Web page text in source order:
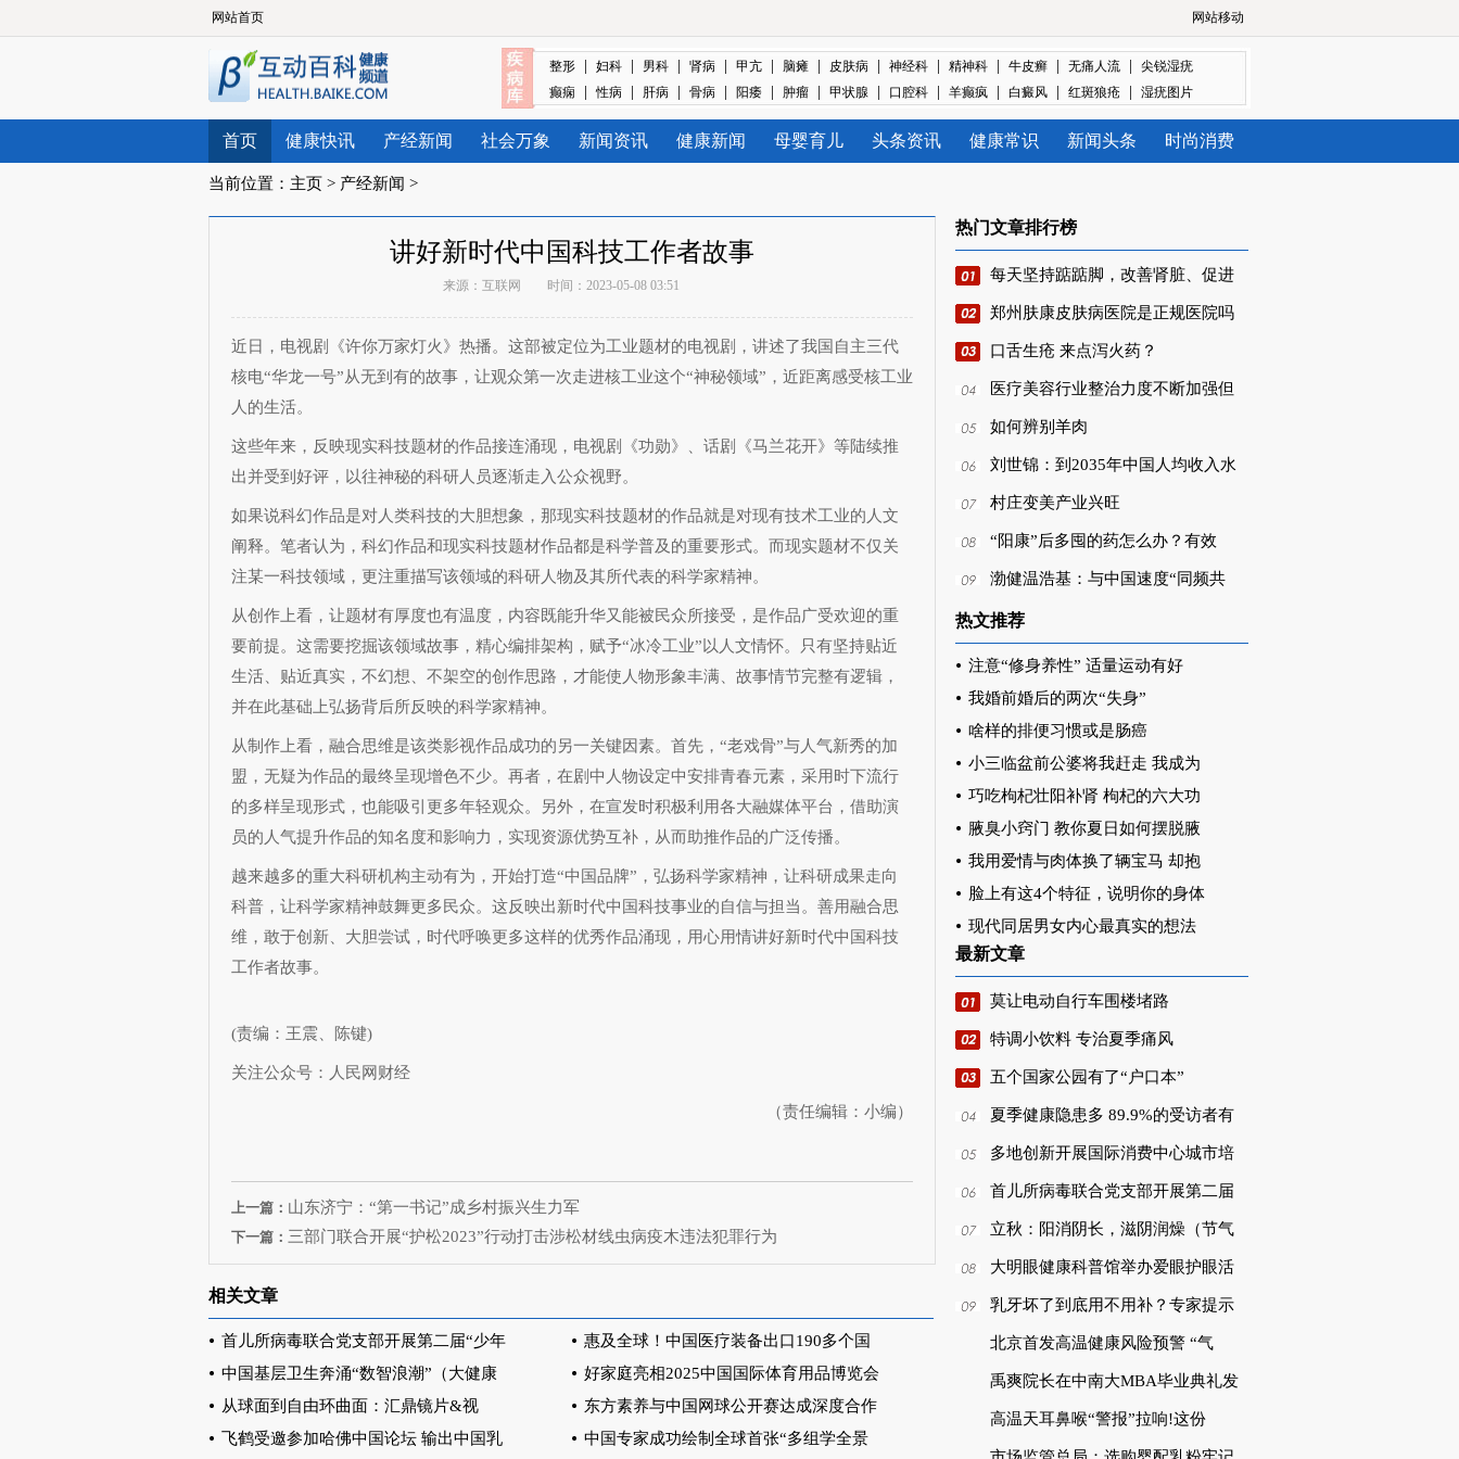
网站首页 网站移动
整形 | 妇科 | 男科 | 肾病 | 甲亢 | 脑瘫 | 皮肤病 | 神经科 | 精神科 | 牛皮癣 | 无痛人流 |
尖锐湿疣
癫痫
| 性病 | 肝病 | 骨病 | 阳痿 | 肿瘤 | 甲状腺 | 口腔科 | 羊癫疯 | 白癜风 | 红斑狼疮 | 湿疣图片
首页 健康快讯 产经新闻 社会万象 新闻资讯 健康新闻 母婴育儿 头条资讯 健康常识 新闻头条 时尚消费
当前位置： 主页 > 产经新闻 >
讲好新时代中国科技工作者故事
来源： 互联网 时间：2023-05-08 03:51
近日，电视剧《许你万家灯火》热播。这部被定位为工业题材的电视剧，讲述了我国自主三代
核电“华龙一号”从无到有的故事，让观众第一次走进核工业这个“神秘领域”，近距离感受核工业
人的生活。
这些年来，反映现实科技题材的作品接连涌现，电视剧《功勋》、话剧《马兰花开》等陆续推
出并受到好评，以往神秘的科研人员逐渐走入公众视野。
如果说科幻作品是对人类科技的大胆想象，那现实科技题材的作品就是对现有技术工业的人文
阐释。笔者认为，科幻作品和现实科技题材作品都是科学普及的重要形式。而现实题材不仅关
注某一科技领域，更注重描写该领域的科研人物及其所代表的科学家精神。
从创作上看，让题材有厚度也有温度，内容既能升华又能被民众所接受，是作品广受欢迎的重
要前提。这需要挖掘该领域故事，精心编排架构，赋予“冰冷工业”以人文情怀。只有坚持贴近
生活、贴近真实，不幻想、不架空的创作思路，才能使人物形象丰满、故事情节完整有逻辑，
并在此基础上弘扬背后所反映的科学家精神。
从制作上看，融合思维是该类影视作品成功的另一关键因素。首先，“老戏骨”与人气新秀的加
盟，无疑为作品的最终呈现增色不少。再者，在剧中人物设定中安排青春元素，采用时下流行
的多样呈现形式，也能吸引更多年轻观众。另外，在宣发时积极利用各大融媒体平台，借助演
员的人气提升作品的知名度和影响力，实现资源优势互补，从而助推作品的广泛传播。
越来越多的重大科研机构主动有为，开始打造“中国品牌”，弘扬科学家精神，让科研成果走向
科普，让科学家精神鼓舞更多民众。这反映出新时代中国科技事业的自信与担当。善用融合思
维，敢于创新、大胆尝试，时代呼唤更多这样的优秀作品涌现，用心用情讲好新时代中国科技
工作者故事。
(责编：王震、陈键)
关注公众号：人民网财经
（责任编辑：小编）
上一篇： 山东济宁：“第一书记”成乡村振兴生力军
下一篇： 三部门联合开展“护松2023”行动打击涉松材线虫病疫木违法犯罪行为
相关文章
首儿所病毒联合党支部开展第二届“少年
惠及全球！中国医疗装备出口190多个国
中国基层卫生奔涌“数智浪潮”（大健康
好家庭亮相2025中国国际体育用品博览会
从球面到自由环曲面：汇鼎镜片&视
东方素养与中国网球公开赛达成深度合作
飞鹤受邀参加哈佛中国论坛 输出中国乳
中国专家成功绘制全球首张“多组学全景
热门文章排行榜
每天坚持踮踮脚，改善肾脏、促进
郑州肤康皮肤病医院是正规医院吗
口舌生疮 来点泻火药？
医疗美容行业整治力度不断加强但
如何辨别羊肉
刘世锦：到2035年中国人均收入水
村庄变美产业兴旺
“阳康”后多囤的药怎么办？有效
渤健温浩基：与中国速度“同频共
热文推荐
注意“修身养性” 适量运动有好
我婚前婚后的两次“失身”
啥样的排便习惯或是肠癌
小三临盆前公婆将我赶走 我成为
巧吃枸杞壮阳补肾 枸杞的六大功
腋臭小窍门 教你夏日如何摆脱腋
我用爱情与肉体换了辆宝马 却抱
脸上有这4个特征，说明你的身体
现代同居男女内心最真实的想法
最新文章
莫让电动自行车围楼堵路
特调小饮料 专治夏季痛风
五个国家公园有了“户口本”
夏季健康隐患多 89.9%的受访者有
多地创新开展国际消费中心城市培
首儿所病毒联合党支部开展第二届
立秋：阳消阴长，滋阴润燥（节气
大明眼健康科普馆举办爱眼护眼活
乳牙坏了到底用不用补？专家提示
北京首发高温健康风险预警 “气
禹爽院长在中南大MBA毕业典礼发
高温天耳鼻喉“警报”拉响!这份